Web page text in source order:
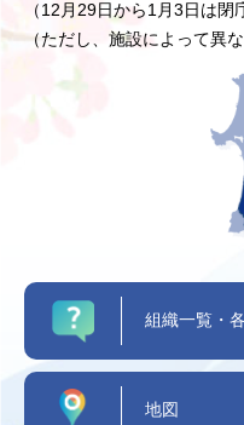
（12月29日から1月3日は閉
（ただし、施設によって異
組織一覧・
地図